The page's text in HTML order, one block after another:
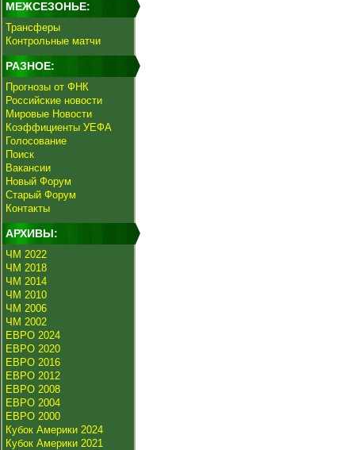
МЕЖСЕЗОНЬЕ:
Трансферы
Контрольные матчи
РАЗНОЕ:
Прогнозы от ФНК
Российские новости
Мировые Новости
Коэффициенты УЕФА
Голосование
Поиск
Вакансии
Новый Форум
Старый Форум
Контакты
АРХИВЫ:
ЧМ 2022
ЧМ 2018
ЧМ 2014
ЧМ 2010
ЧМ 2006
ЧМ 2002
ЕВРО 2024
ЕВРО 2020
ЕВРО 2016
ЕВРО 2012
ЕВРО 2008
ЕВРО 2004
ЕВРО 2000
Кубок Америки 2024
Кубок Америки 2021